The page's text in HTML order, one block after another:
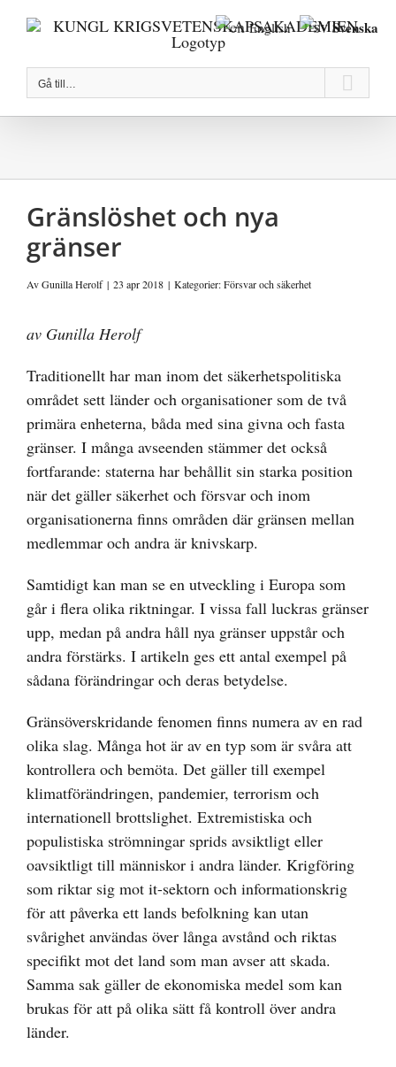
Gå till…
Gränslöshet och nya
gränser
AvGunilla Herolf | 23 apr 2018 | Kategorier:Försvar och säkerhet
av Gunilla Herolf
Traditionellt har man inom det säkerhetspolitiska
området sett länder och organisationer som de två
primära enheterna, båda med sina givna och fasta
gränser. I många avseenden stämmer det också
fortfarande: staterna har behållit sin starka position
när det gäller säkerhet och försvar och inom
organisationerna finns områden där gränsen mellan
medlemmar och andra är knivskarp.
Samtidigt kan man se en utveckling i Europa som
går i flera olika riktningar. I vissa fall luckras gränser
upp, medan på andra håll nya gränser uppstår och
andra förstärks. I artikeln ges ett antal exempel på
sådana förändringar och deras betydelse.
Gränsöverskridande fenomen finns numera av en rad
olika slag. Många hot är av en typ som är svåra att
kontrollera och bemöta. Det gäller till exempel
klimatförändringen, pandemier, terrorism och
internationell brottslighet. Extremistiska och
populistiska strömningar sprids avsiktligt eller
oavsiktligt till människor i andra länder. Krigföring
som riktar sig mot it-sektorn och informationskrig
för att påverka ett lands befolkning kan utan
svårighet användas över långa avstånd och riktas
specifikt mot det land som man avser att skada.
Samma sak gäller de ekonomiska medel som kan
brukas för att på olika sätt få kontroll över andra
länder.
English Svenska